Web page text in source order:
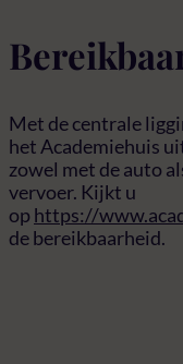
Met de centrale
het Academiehuis
zowel met de auto
vervoer. Kijkt u
op https://
de bereikbaarheid.